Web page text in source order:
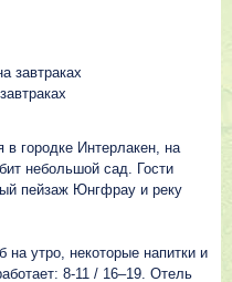
завтраках
в городке Интерлакен, на
небольшой сад. Гости
пейзаж Юнгфрау и реку
на утро, некоторые напитки и
8-11 / 16–19. Отель